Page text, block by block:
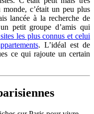
c’était un peu plus
lancée à la recherche de
petit groupe d’amis qui
les plus connus et celui
. L’idéal est de
ce qui rajoute un certain